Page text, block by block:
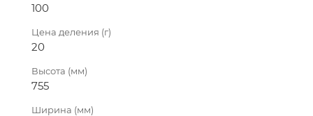
100
Цена деления (г)
20
Высота (мм)
755
Ширина (мм)